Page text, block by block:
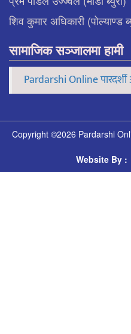
शिव कुमार अधिकारी (पोल्याण्ड
सामाजिक सञ्जालमा हामी
Pardarshi Online
Copyright ©2026 Pardarshi
Website By :